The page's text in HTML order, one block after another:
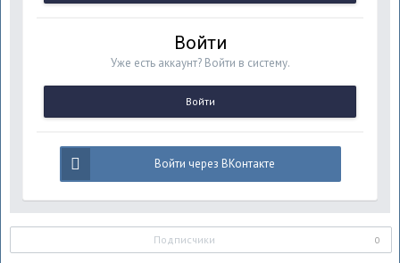
Войти
Уже есть аккаунт? Войти в систему.
Войти
Войти через ВКонтакте
Подписчики 0